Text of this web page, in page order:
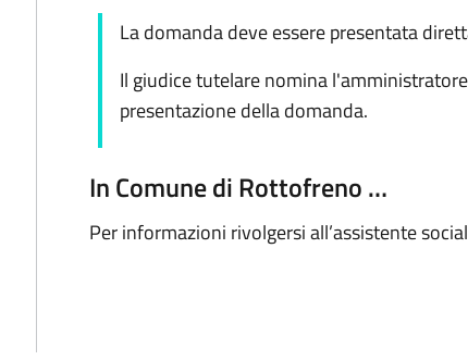
La domanda deve essere presentata
Il giudice tutelare nomina
presentazione della domanda.
In Comune di Rottofreno …
Per informazioni rivolgersi all’assistente